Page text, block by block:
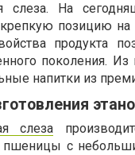
слеза. На
крепкую позицию на
продукта
поколения. Из
напитки из
слеза
пшеницы с